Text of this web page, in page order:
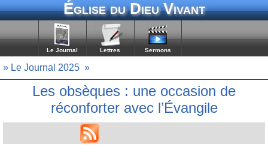
Église du Dieu Vivant
Le Journal Lettres Sermons
» Le Journal 2025 »
Les obsèques : une occasion de
réconforter avec l’Évangile